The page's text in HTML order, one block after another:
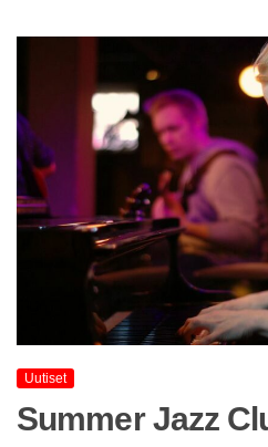
Uutiset
Summer Jazz